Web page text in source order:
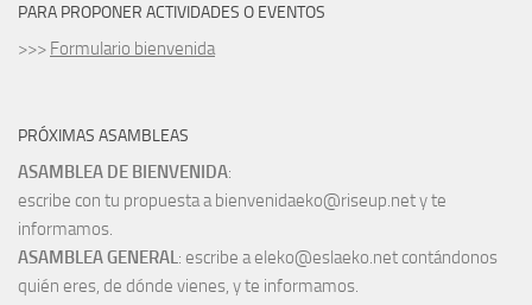
PARA PROPONER ACTIVIDADES O EVENTOS
>>> Formulario bienvenida
PRÓXIMAS ASAMBLEAS
ASAMBLEA DE BIENVENIDA:
escribe con tu propuesta a bienvenidaeko@riseup.net y te
informamos.
ASAMBLEA GENERAL: escribe a eleko@eslaeko.net contándonos
quién eres, de dónde vienes, y te informamos.